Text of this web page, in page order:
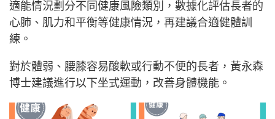
適能情況劃分不同健康風險類別，數據化評估長者的
心肺、肌力和平衡等健康情況，再建議合適健體訓
練。
對於體弱、腰膝容易酸軟或行動不便的長者，黃永森
博士建議進行以下坐式運動，改善身體機能。